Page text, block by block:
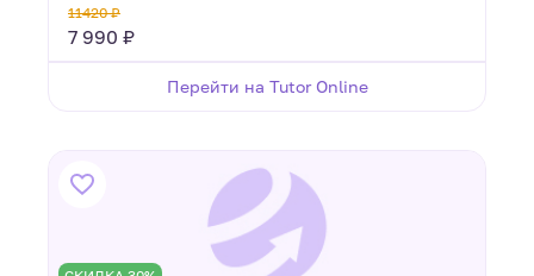
11420 ₽
7 990 ₽
Перейти на Tutor Online